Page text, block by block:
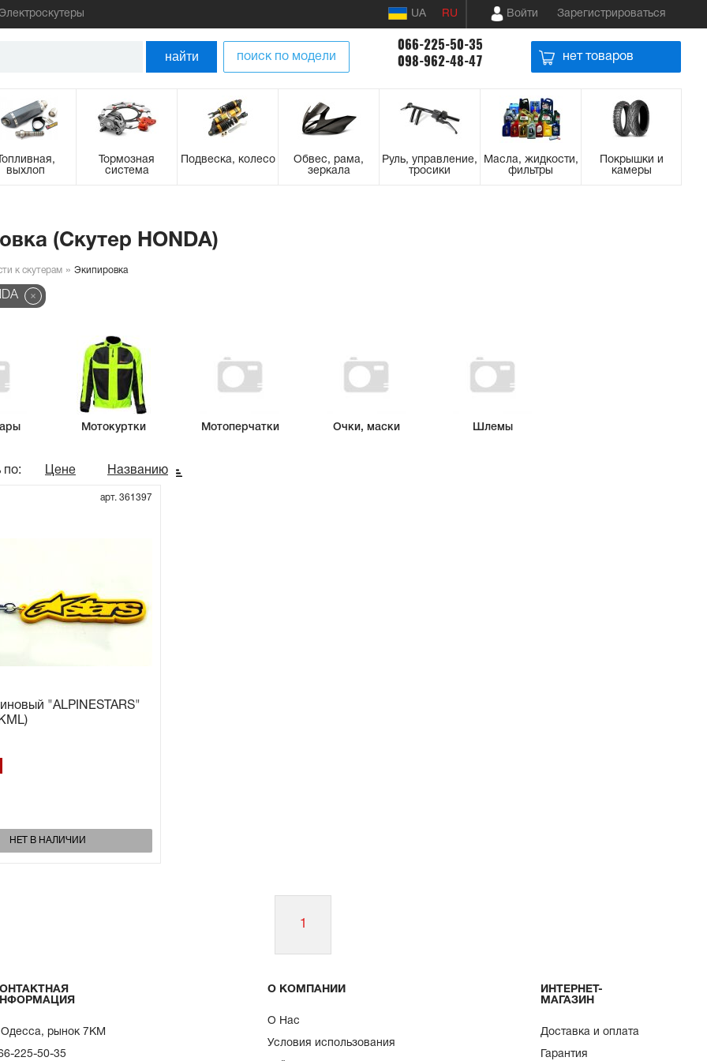
Электроскутеры UA RU Войти Зарегистрироваться
найти поиск по модели
066-225-50-35
098-962-48-47
нет товаров
выхлоп
Тормозная
система
Подвеска, колесо
Обвес, рама,
зеркала
Руль, управление,
тросики
Масла, жидкости,
фильтры
Покрышки и
камеры
(Скутер HONDA)
к скутерам Экипировка
Мотокуртки Мотоперчатки Очки, маски Шлемы
по: Цене Названию
арт. 361397
"ALPINESTARS"
НЕТ В НАЛИЧИИ
1
Одесса, рынок 7КМ
225-50-35
О КОМПАНИИ
О Нас
Условия использования
ИНТЕРНЕТ-
МАГАЗИН
Доставка и оплата
Гарантия